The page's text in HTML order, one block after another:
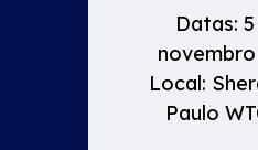
Datas:
Local:
Paulo